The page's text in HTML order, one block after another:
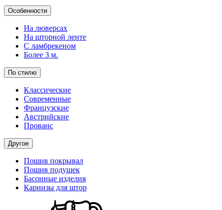
Особенности
На люверсах
На шторной ленте
С ламбрекеном
Более 3 м.
По стилю
Классические
Современные
Французские
Австрийские
Прованс
Другое
Пошив покрывал
Пошив подушек
Басонные изделия
Карнизы для штор